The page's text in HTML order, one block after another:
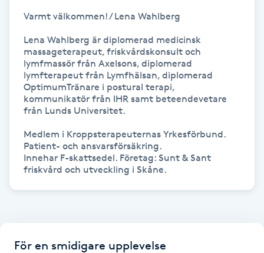
Klippning ungdom
Koppningsmassage
Kosmetisk tatuering
Kostrådgivning
Kroppsinpackning
Kroppspeeling
Kärlbehandling
Varmt välkommen! / Lena Wahlberg
Lena Wahlberg är diplomerad medicinsk
massageterapeut, friskvårdskonsult och
lymfmassör från Axelsons, diplomerad
lymfterapeut från Lymfhälsan, diplomerad
OptimumTränare i postural terapi,
kommunikatör från IHR samt beteendevetare
från Lunds Universitet.
Medlem i Kroppsterapeuternas Yrkesförbund.
Patient- och ansvarsförsäkring.
Innehar F-skattsedel. Företag: Sunt & Sant
För en smidigare upplevelse